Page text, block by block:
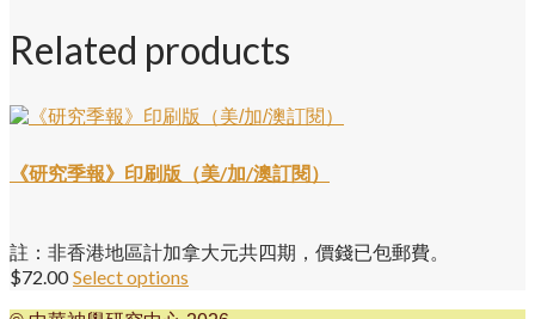
Related products
《研究季報》印刷版（美/加/澳訂閱）
註：非香港地區計加拿大元共四期，價錢已包郵費。
$72.00 Select options